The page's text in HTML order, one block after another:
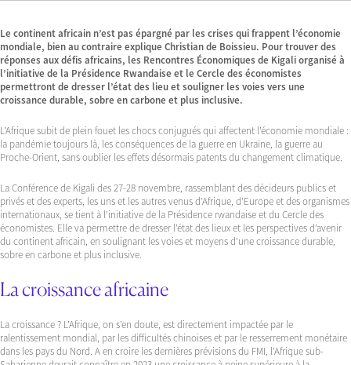
Le continent africain n’est pas épargné par les crises qui frappent l’économie
mondiale, bien au contraire explique Christian de Boissieu. Pour trouver des
réponses aux défis africains, les Rencontres Économiques de Kigali organisé à
l’initiative de la Présidence Rwandaise et le Cercle des économistes
permettront de dresser l’état des lieu et souligner les voies vers une
croissance durable, sobre en carbone et plus inclusive.
L’Afrique subit de plein fouet les chocs conjugués qui affectent l’économie mondiale :
la pandémie toujours là, les conséquences de la guerre en Ukraine, la guerre au
Proche-Orient, sans oublier les effets désormais patents du changement climatique.
La Conférence de Kigali des 27-28 novembre, rassemblant des décideurs publics et
privés et des experts, les uns et les autres venus d’Afrique, d’Europe et des organismes
internationaux, se tient à l’initiative de la Présidence rwandaise et du Cercle des
économistes. Elle va permettre de dresser l’état des lieux et les perspectives d’avenir
du continent africain, en soulignant les voies et moyens d’une croissance durable,
sobre en carbone et plus inclusive.
La croissance africaine
La croissance ? L’Afrique, on s’en doute, est directement impactée par le
ralentissement mondial, par les difficultés chinoises et par le resserrement monétaire
dans les pays du Nord. A en croire les dernières prévisions du FMI, l’Afrique sub-